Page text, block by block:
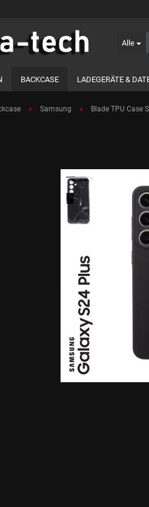
Alle
BACKCASE LADEGERÄTE &
» Samsung » Blade TPU Case